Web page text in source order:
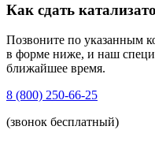
Как сдать
Позвоните по указанным
в форме ниже, и наш
ближайшее время.
8 (800) 250-66-25
(звонок бесплатный)